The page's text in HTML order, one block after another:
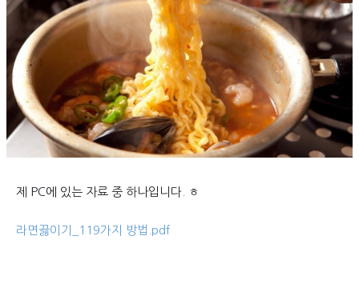
제 PC에 있는 자료 중 하나입니다. ㅎ
라면끓이기_119가지 방법.pdf